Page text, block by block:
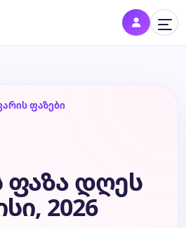
ფაზები
ფაზა დღეს
2026